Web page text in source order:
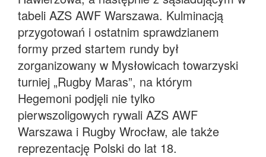
tabeli AZS AWF Warszawa. Kulminacją
przygotowań i ostatnim sprawdzianem
formy przed startem rundy był
zorganizowany w Mysłowicach towarzyski
turniej „Rugby Maras”, na którym
Hegemoni podjęli nie tylko
pierwszoligowych rywali AZS AWF
Warszawa i Rugby Wrocław, ale także
reprezentację Polski do lat 18.